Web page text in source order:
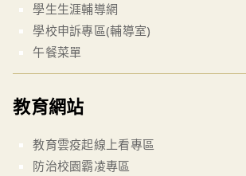
學生生涯輔導網
學校申訴專區(輔導室)
午餐菜單
教育網站
教育雲疫起線上看專區
防治校園霸凌專區